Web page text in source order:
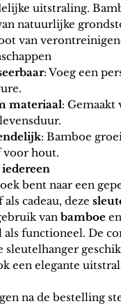
uitstraling.
natuurlijke
van
: Voeg een
.
materiaal: Gemaakt
: Bamboe
voor hout.
bent naar een
cadeau, deze
van bamboe en
functioneel. De
sleutelhanger
een elegante
na de bestelling